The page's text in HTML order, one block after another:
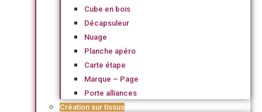
Cube en bois
Décapsuleur
Nuage
Planche apéro
Carte étape
Marque – Page
Porte alliances
Création sur tissus